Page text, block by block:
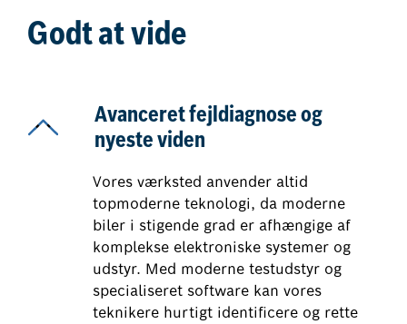
Godt at vide
Avanceret fejldiagnose og
nyeste viden
Vores værksted anvender altid
topmoderne teknologi, da moderne
biler i stigende grad er afhængige af
komplekse elektroniske systemer og
udstyr. Med moderne testudstyr og
specialiseret software kan vores
teknikere hurtigt identificere og rette